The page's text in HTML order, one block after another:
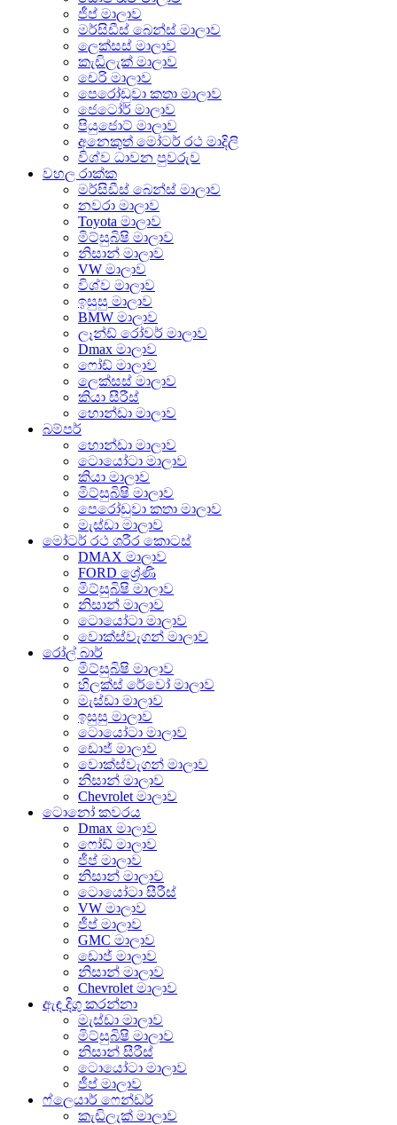
ජීප් මාලාව
මර්සිඩීස් බෙන්ස් මාලාව
ලෙක්සස් මාලාව
කැඩිලැක් මාලාව
චෙරි මාලාව
පෙරෝඩුවා කතා මාලාව
ජෙටෝර් මාලාව
පියුජොට් මාලාව
අනෙකුත් මෝටර් රථ මාදිලි
විශ්ව ධාවන පුවරුව
වහල රාක්ක
මර්සිඩීස් බෙන්ස් මාලාව
නවරා මාලාව
Toyota මාලාව
මිට්සුබිෂි මාලාව
නිසාන් මාලාව
VW මාලාව
විශ්ව මාලාව
ඉසුසු මාලාව
BMW මාලාව
ලෑන්ඩ් රෝවර් මාලාව
Dmax මාලාව
ෆෝඩ් මාලාව
ලෙක්සස් මාලාව
කියා සීරීස්
හොන්ඩා මාලාව
බම්පර්
හොන්ඩා මාලාව
ටොයෝටා මාලාව
කියා මාලාව
මිට්සුබිෂි මාලාව
පෙරෝඩුවා කතා මාලාව
මැස්ඩා මාලාව
මෝටර් රථ ශරීර කොටස්
DMAX මාලාව
FORD ශ්‍රේණි
මිට්සුබිෂි මාලාව
නිසාන් මාලාව
ටොයෝටා මාලාව
වොක්ස්වැගන් මාලාව
රෝල් බාර්
මිට්සුබිෂි මාලාව
හිලක්ස් රේවෝ මාලාව
මැස්ඩා මාලාව
ඉසුසු මාලාව
ටොයෝටා මාලාව
ඩොජ් මාලාව
වොක්ස්වැගන් මාලාව
නිසාන් මාලාව
Chevrolet මාලාව
ටොනෝ කවරය
Dmax මාලාව
ෆෝඩ් මාලාව
ජීප් මාලාව
නිසාන් මාලාව
ටොයෝටා සීරීස්
VW මාලාව
ජීප් මාලාව
GMC මාලාව
ඩොජ් මාලාව
නිසාන් මාලාව
Chevrolet මාලාව
ඇඳ දිගු කරන්නා
මැස්ඩා මාලාව
මිට්සුබිෂි මාලාව
නිසාන් සීරීස්
ටොයෝටා මාලාව
ජීප් මාලාව
ෆ්ලෙයාර් ෆෙන්ඩර්
කැඩිලැක් මාලාව